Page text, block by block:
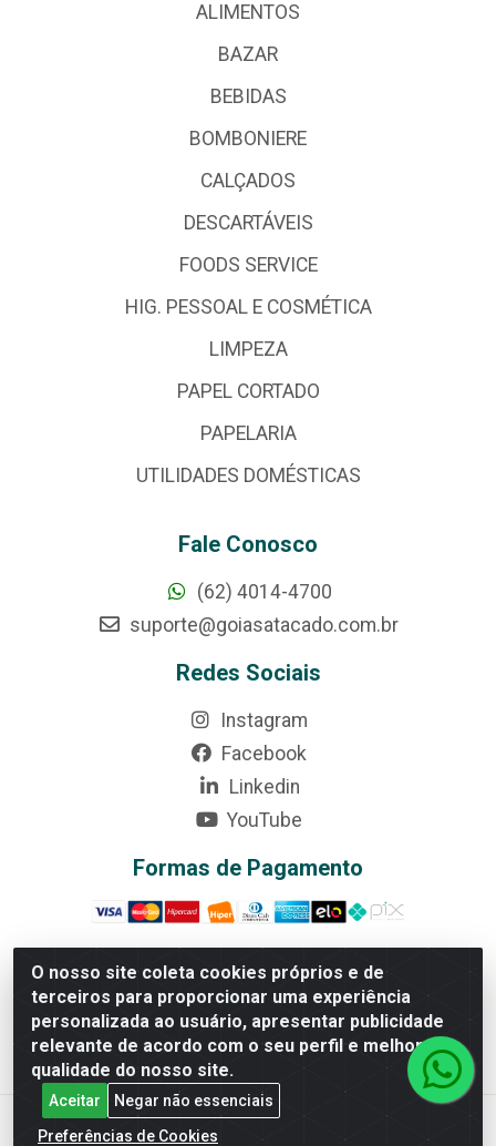
O nosso site coleta cookies próprios e de
terceiros para proporcionar uma experiência
personalizada ao usuário, apresentar publicidade
relevante de acordo com o seu perfil e melhorar a
qualidade do nosso site.
Aceitar
Negar não essenciais
Preferências de Cookies
ALIMENTOS
BAZAR
BEBIDAS
BOMBONIERE
CALÇADOS
DESCARTÁVEIS
FOODS SERVICE
HIG. PESSOAL E COSMÉTICA
LIMPEZA
PAPEL CORTADO
PAPELARIA
UTILIDADES DOMÉSTICAS
Fale Conosco
(62) 4014-4700
suporte@goiasatacado.com.br
Redes Sociais
Instagram
Facebook
Linkedin
YouTube
Formas de Pagamento
Rede Brasil - Avenida Universitária, nº 3860, Jardim das
Américas II Etapa - Anápolis/GO - CEP 75070-415 -
CNPJ 07.728.073/0002-24